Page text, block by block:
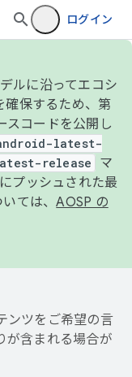
ログイン
ルに沿ってエコシ
確保するため、第
スコードを公開し
latest-
release
マ
プッシュされた最
いては、AOSP の
ンツをご希望の言
が含まれる場合が